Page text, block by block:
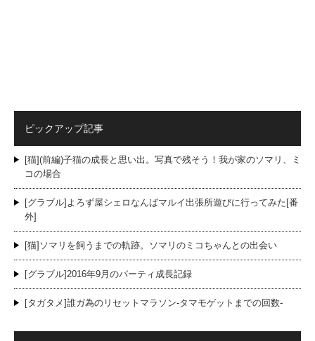
ピックアップ記事
[猫](前編)子猫の成長と思い出。写真で残そう！我が家のソマリ、ミ
コの場合
[グラブル]よろず屋シェロなんばマルイ出張所遊びに行ってみた[番
外]
[猫]ソマリを飼うまでの軌跡。ソマリのミコちゃんとの出会い
[グラブル]2016年9月のパーティ成長記録
[タガタメ]誰ガ為のリセットマラソン-タマモゲットまでの回数-